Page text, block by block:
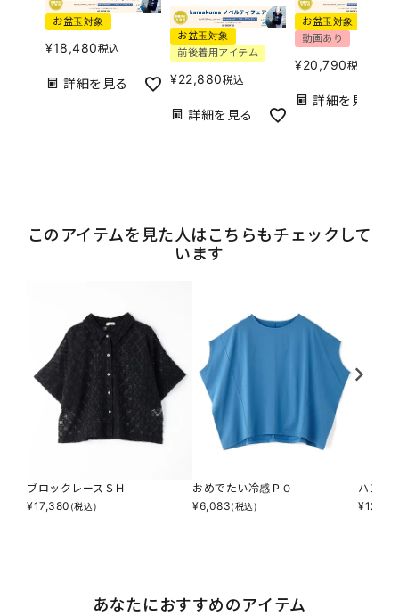
お盆玉対象
¥18,480税込
詳細を見る
お盆玉対象
前後着用アイテム
¥22,880税込
詳細を見る
お盆玉対象
動画あり
¥20,790税込
詳細を見る
このアイテムを見た人はこちらもチェックして
います
ブロックレースＳＨ
¥17,380 (税込)
おめでたい冷感ＰＯ
¥6,083(税込)
ハンサ
¥12,166
あなたにおすすめのアイテム